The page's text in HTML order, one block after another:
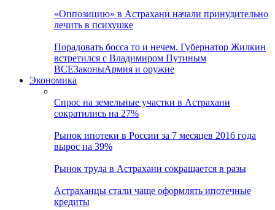
«Оппозицию» в Астрахани начали принудительно
лечить в психушке
Порадовать босса то и нечем. Губернатор Жилкин
встретился с Владимиром Путиным
ВСЕЗаконыАрмия и оружие
Экономика
Спрос на земельные участки в Астрахани
сократились на 27%
Рынок ипотеки в России за 7 месяцев 2016 года
вырос на 39%
Рынок труда в Астрахани сокращается в разы
Астраханцы стали чаще оформлять ипотечные
кредиты